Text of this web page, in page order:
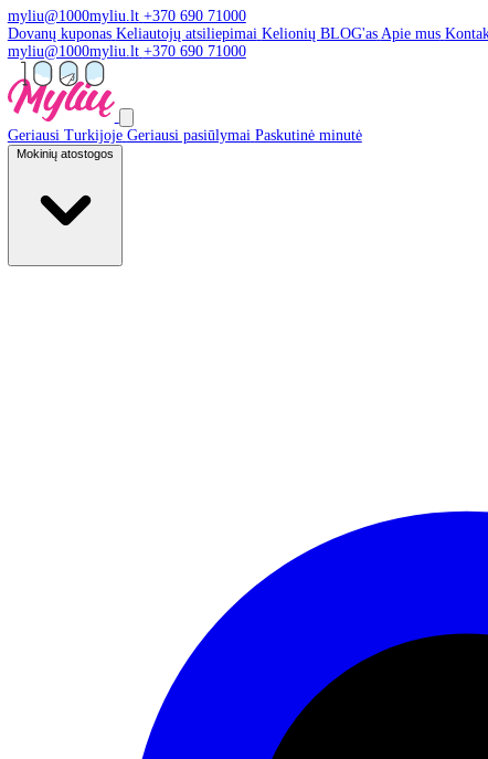
myliu@1000myliu.lt +370 690 71000
Dovanų kuponas Keliautojų atsiliepimai Kelionių BLOG'as Apie
myliu@1000myliu.lt +370 690 71000
Geriausi Turkijoje